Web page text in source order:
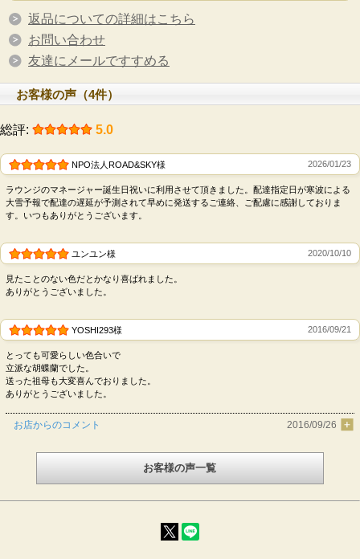
返品についての詳細はこちら
お問い合わせ
友達にメールですすめる
お客様の声（4件）
総評: 5.0
NPO法人ROAD&SKY様 2026/01/23
ラウンジのマネージャー誕生日祝いに利用させて頂きました。配達指定日が寒波による
大雪予報で配達の遅延が予測されて早めに発送するご連絡、ご配慮に感謝しておりま
す。いつもありがとうございます。
ユンユン様 2020/10/10
見たことのない色だとかなり喜ばれました。
ありがとうございました。
YOSHI293様 2016/09/21
とっても可愛らしい色合いで
立派な胡蝶蘭でした。
送った祖母も大変喜んでおりました。
ありがとうございました。
お店からのコメント 2016/09/26
お客様の声一覧